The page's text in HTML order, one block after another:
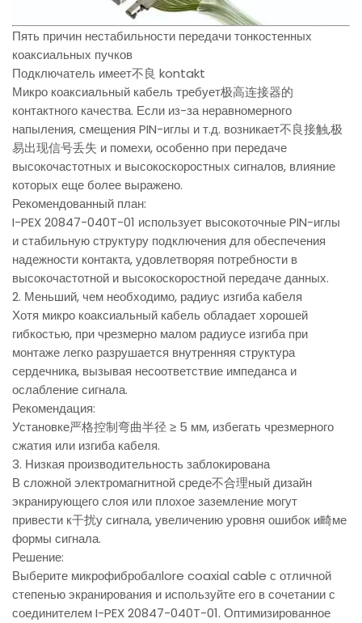
Пять причин нестабильности передачи тонкостенных
коаксиальных пучков
Подключатель имеет不良 kontakt
Микро коаксиальный кабель требует极高连接器的
контактного качества. Если из-за неравномерного
напыления, смещения PIN-иглы и т.д. возникает不良接触,极
易出现信号丢失 и помехи, особенно при передаче
высокочастотных и высокоскоростных сигналов, влияние
которых еще более выражено.
Рекомендованный план:
I-PEX 20847-040T-01 использует высокоточные PIN-иглы
и стабильную структуру подключения для обеспечения
надежности контакта, удовлетворяя потребности в
высокочастотной и высокоскоростной передаче данных.
2. Меньший, чем необходимо, радиус изгиба кабеля
Хотя микро коаксиальный кабель обладает хорошей
гибкостью, при чрезмерно малом радиусе изгиба при
монтаже легко разрушается внутренняя структура
сердечника, вызывая несоответствие импеданса и
ослабление сигнала.
Рекомендация:
Установке严格控制弯曲半径 ≥ 5 мм, избегать чрезмерного
сжатия или изгиба кабеля.
3. Низкая производительность заблокирована
В сложной электромагнитной среде不合理ный дизайн
экранирующего слоя или плохое заземление могут
привести к干扰у сигнала, увеличению уровня ошибок и畸ме
формы сигнала.
Решение:
Выберите микрофибробалlore coaxial cable с отличной
степенью экранирования и используйте его в сочетании с
соединителем I-PEX 20847-040T-01. Оптимизированное